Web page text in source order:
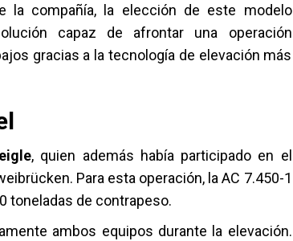
la compañía, la elección de este modelo
capaz de afrontar una operación
gracias a la tecnología de elevación más
, quien además había participado en el
Para esta operación, la AC 7.450-1
toneladas de contrapeso.
ambos equipos durante la elevación.